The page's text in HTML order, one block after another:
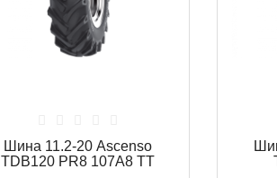
Шина 11.2-20 Ascenso
TDB120 PR8 107A8 TT